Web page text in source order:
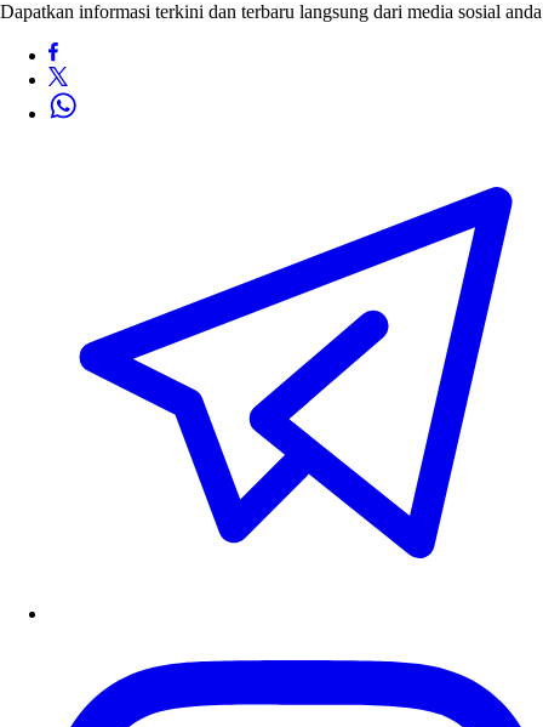
Dapatkan informasi terkini dan terbaru langsung dari media sosial anda